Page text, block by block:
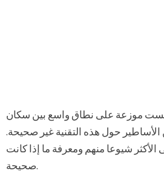
موزعة على نطاق واسع بين سكان
الأساطير حول هذه التقنية غير صحيحة.
شيوعا منهم ومعرفة ما إذا كانت
صحيحة.